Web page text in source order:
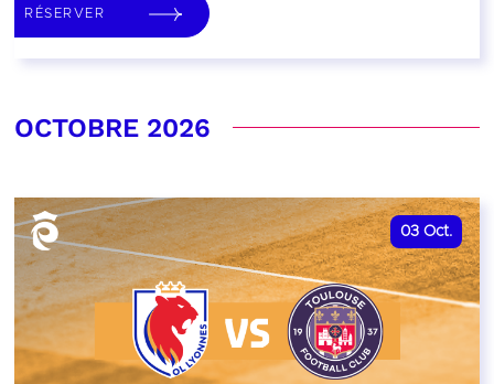
RÉSERVER
OCTOBRE 2026
03 Oct.